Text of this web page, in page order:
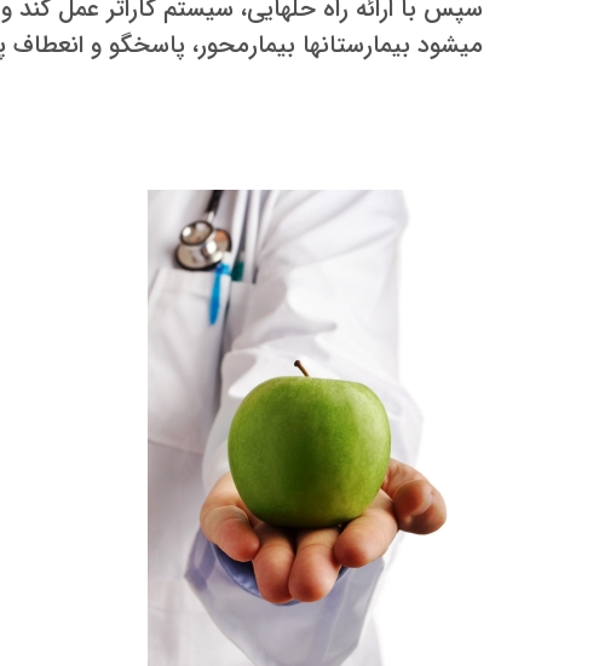
سپس با ارائه راه حلهایی، سیستم کاراتر عمل
میشود بیمارستانها بیمارمحور، پاسخگو و انعطاف